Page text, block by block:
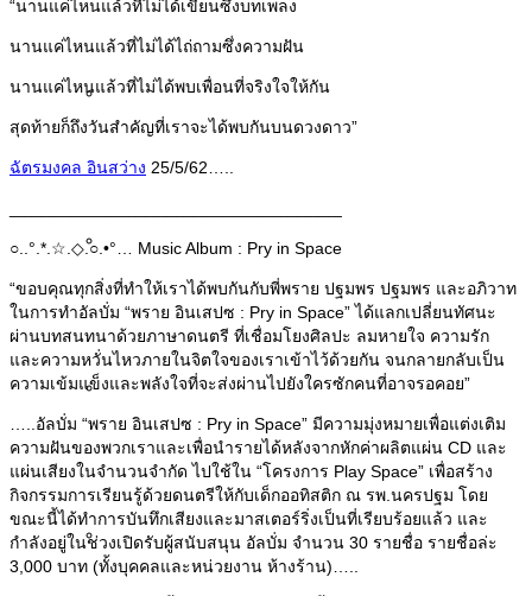
Exhibitions
News
Articles
Publications
“นานแค่ไหนแล้วที่ไม่ได้เขียนซึ่งบทเพลง
นานแค่ไหนแล้วที่ไม่ได้ไถ่ถามซึ่งความฝัน
นานแค่ไหนแล้วที่ไม่ได้พบเพื่อนที่จริงใจให้กัน
สุดท้ายก็ถึงวันสำคัญที่เราจะได้พบกันบนดวงดาว”
ฉัตรมงคล อินสว่าง 25/5/62…..
○..°.*.☆.◇.○.•°… Music Album : Pry in Space
“ขอบคุณทุกสิ่งที่ทำให้เราได้พบกันกับพี่พราย ปฐมพร ปฐมพร และอภิวาท
ในการทำอัลบั่ม “พราย อินเสปซ : Pry in Space” ได้แลกเปลี่ยนทัศนะ
ผ่านบทสนทนาด้วยภาษาดนตรี ที่เชื่อมโยงศิลปะ ลมหายใจ ความรัก
และความหวั่นไหวภายในจิตใจของเราเข้าไว้ด้วยกัน จนกลายกลับเป็น
ความเข้มแข็งและพลังใจที่จะส่งผ่านไปยังใครซักคนที่อาจรอคอย”
…..อัลบั่ม “พราย อินเสปซ : Pry in Space” มีความมุ่งหมายเพื่อแต่งเติม
ความฝันของพวกเราและเพื่อนำรายได้หลังจากหักค่าผลิตแผ่น CD และ
แผ่นเสียงในจำนวนจำกัด ไปใช้ใน “โครงการ Play Space” เพื่อสร้าง
กิจกรรมการเรียนรู้ด้วยดนตรีให้กับเด็กออทิสติก ณ รพ.นครปฐม โดย
ขณะนี้ได้ทำการบันทึกเสียงและมาสเตอร์ริ่งเป็นที่เรียบร้อยแล้ว และ
กำลังอยู่ในช่วงเปิดรับผู้สนับสนุน อัลบั่ม จำนวน 30 รายชื่อ รายชื่อล่ะ
3,000 บาท (ทั้งบุคคลและหน่วยงาน ห้างร้าน)…..